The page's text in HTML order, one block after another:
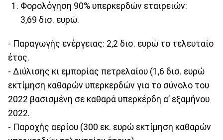
Φορολόγηση 90% υπερκερδών εταιρειών:
3,69 δισ. ευρώ.
- Παραγωγής ενέργειας: 2,2 δισ. ευρώ το τελευταίο
έτος.
- Διύλισης κι εμπορίας πετρελαίου (1,6 δισ. ευρώ
εκτίμηση καθαρών υπερκερδών για το σύνολο του
2022 βασισμένη σε καθαρά υπερκέρδη α’ εξαμήνου
2022.
- Παροχής αερίου (300 εκ. ευρώ εκτίμηση καθαρών